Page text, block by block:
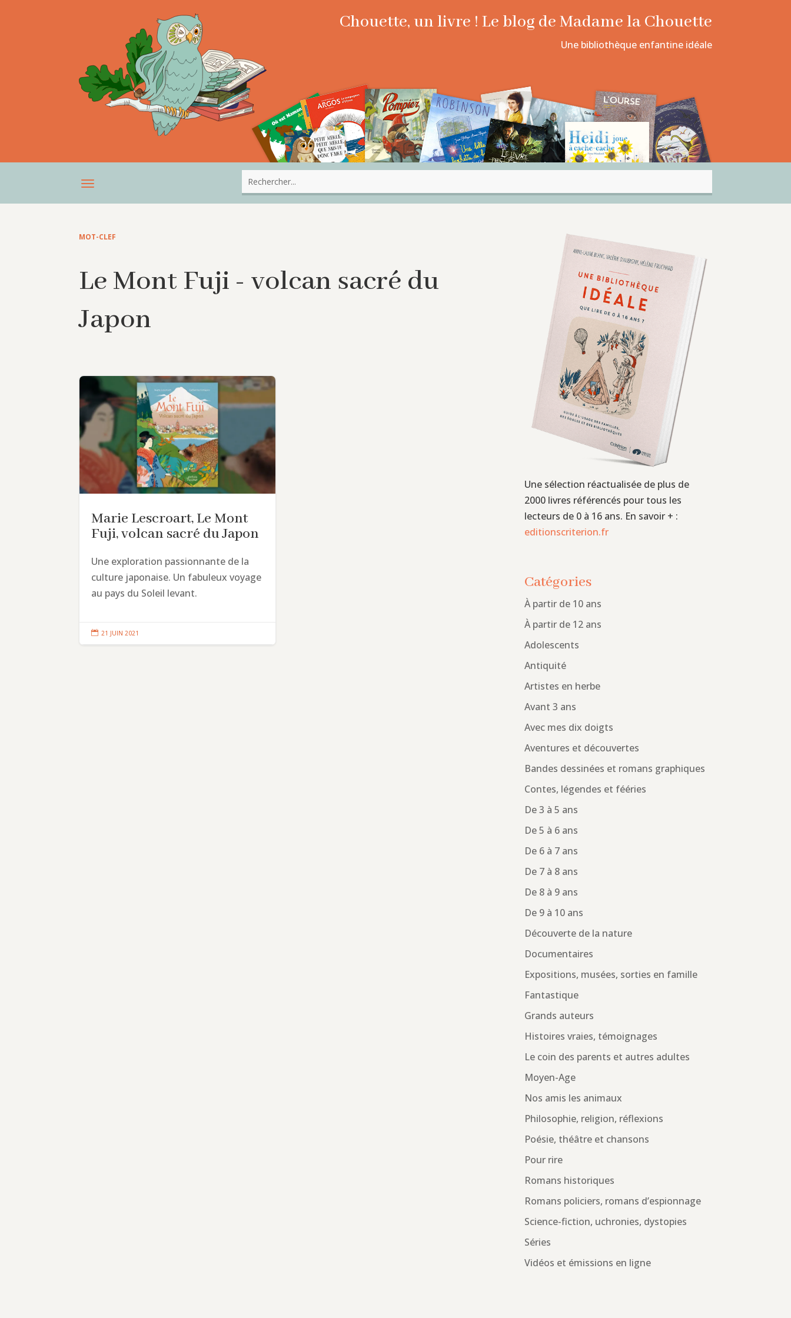
Chouette, un livre ! Le blog de Madame la Chouette
Une bibliothèque enfantine idéale
MOT-CLEF
Le Mont Fuji - volcan sacré du
Japon
Marie Lescroart, Le Mont
Fuji, volcan sacré du Japon
Une exploration passionnante de la
culture japonaise. Un fabuleux voyage
au pays du Soleil levant.
 21 JUIN 2021
Une sélection réactualisée de plus de
2000 livres référencés pour tous les
lecteurs de 0 à 16 ans. En savoir + :
editionscriterion.fr
Catégories
À partir de 10 ans
À partir de 12 ans
Adolescents
Antiquité
Artistes en herbe
Avant 3 ans
Avec mes dix doigts
Aventures et découvertes
Bandes dessinées et romans graphiques
Contes, légendes et fééries
De 3 à 5 ans
De 5 à 6 ans
De 6 à 7 ans
De 7 à 8 ans
De 8 à 9 ans
De 9 à 10 ans
Découverte de la nature
Documentaires
Expositions, musées, sorties en famille
Fantastique
Grands auteurs
Histoires vraies, témoignages
Le coin des parents et autres adultes
Moyen-Age
Nos amis les animaux
Philosophie, religion, réflexions
Poésie, théâtre et chansons
Pour rire
Romans historiques
Romans policiers, romans d’espionnage
Science-fiction, uchronies, dystopies
Séries
Vidéos et émissions en ligne